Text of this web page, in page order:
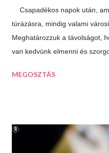
Csapadékos napok után,
túrázásra, mindig valami
Meghatározzuk a távolságot,
van kedvünk elmenni és
települést. Így esett a
lakott, bővelkedik régészeti
melyeket a város a mai napig
MEGOSZTÁS